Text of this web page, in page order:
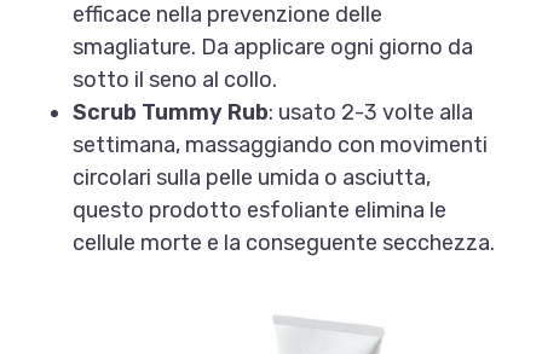
efficace nella prevenzione delle
smagliature. Da applicare ogni giorno da
sotto il seno al collo.
Scrub Tummy Rub: usato 2-3 volte alla
settimana, massaggiando con movimenti
circolari sulla pelle umida o asciutta,
questo prodotto esfoliante elimina le
cellule morte e la conseguente secchezza.